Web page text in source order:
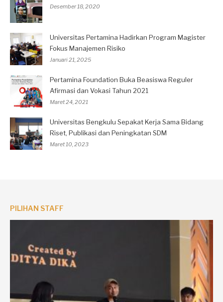
Desember 18, 2020
Universitas Pertamina Hadirkan Program Magister
Fokus Manajemen Risiko
Januari 21, 2025
Pertamina Foundation Buka Beasiswa Reguler
Afirmasi dan Vokasi Tahun 2021
Maret 24, 2021
Universitas Bengkulu Sepakat Kerja Sama Bidang
Riset, Publikasi dan Peningkatan SDM
Maret 10, 2023
PILIHAN STAFF